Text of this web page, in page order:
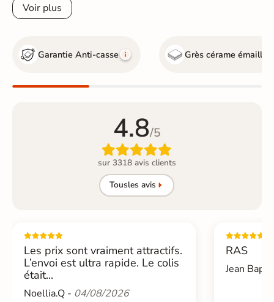
Voir plus
Garantie Anti-casse Grès cérame émaillé
4.8/5

sur 3318 avis clients
Tousles avis
Les prix sont vraiment attractifs.
L’envoi est ultra rapide. Le colis
était...
Noellia.Q - 04/08/2026
RAS
Jean